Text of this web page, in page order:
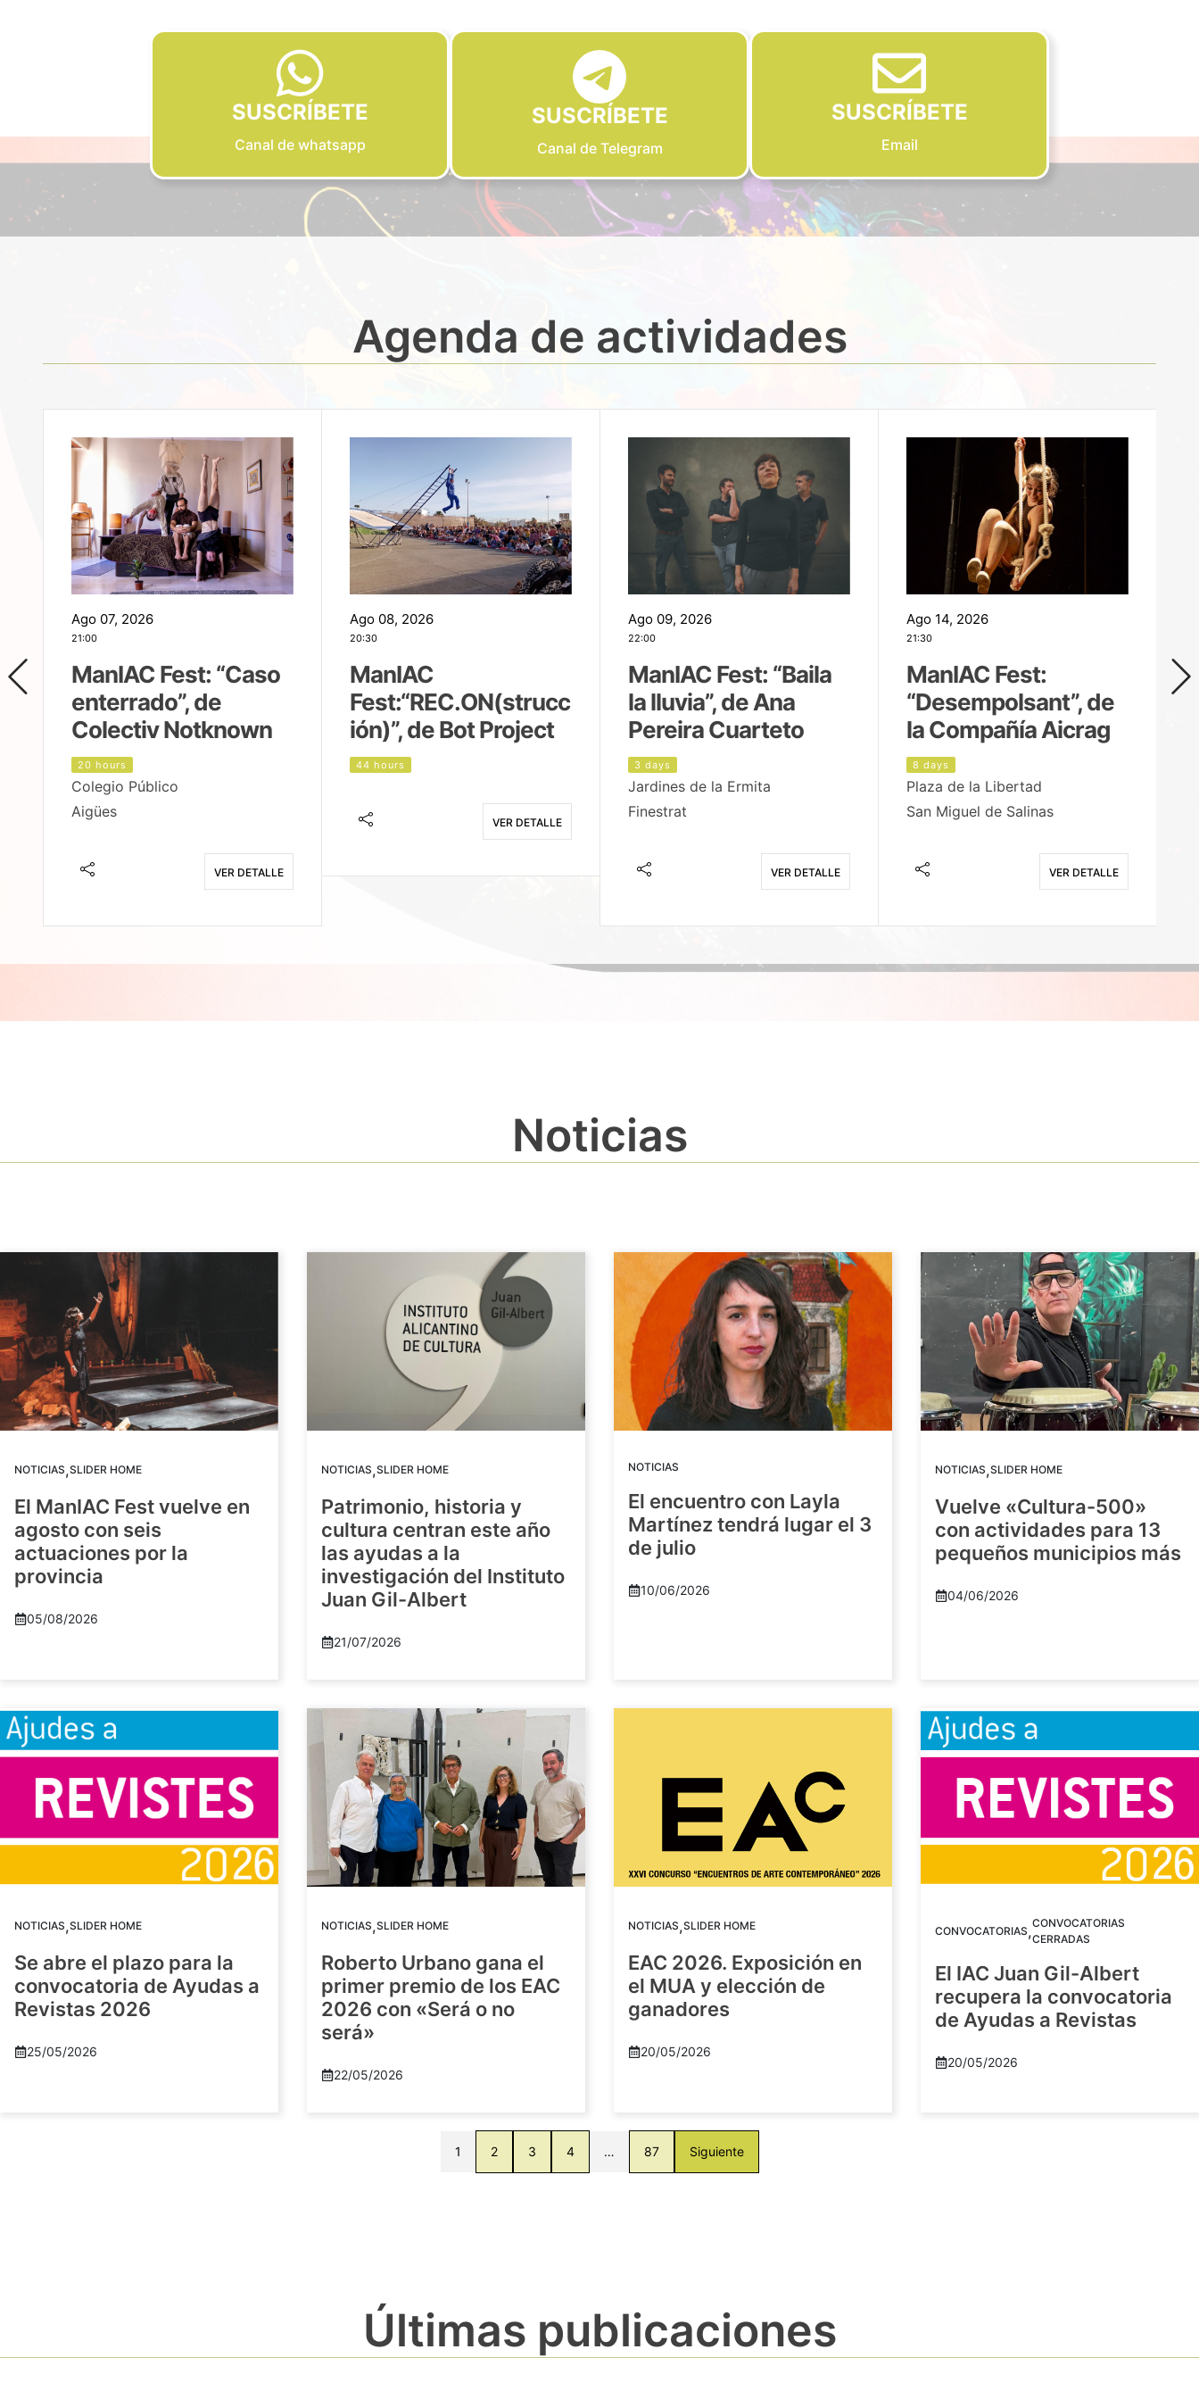
SUSCRÍBETE
Canal de whatsapp
SUSCRÍBETE
Canal de Telegram
SUSCRÍBETE
Email
Agenda de actividades
Ago 07, 2026
21:00
ManIAC Fest: “Caso
enterrado”, de
Colectiv Notknown
20 hours
Colegio Público
Aigües
VER DETALLE
Ago 08, 2026
20:30
ManIAC
Fest:“REC.ON(strucc
ión)”, de Bot Project
44 hours
VER DETALLE
Ago 09, 2026
22:00
ManIAC Fest: “Baila
la lluvia”, de Ana
Pereira Cuarteto
3 days
Jardines de la Ermita
Finestrat
VER DETALLE
Ago 14, 2026
21:30
ManIAC Fest:
“Desempolsant”, de
la Compañía Aicrag
8 days
Plaza de la Libertad
San Miguel de Salinas
VER DETALLE
Noticias
NOTICIAS,SLIDER HOME
El ManIAC Fest vuelve en
agosto con seis
actuaciones por la
provincia
05/08/2026
NOTICIAS,SLIDER HOME
Patrimonio, historia y
cultura centran este año
las ayudas a la
investigación del Instituto
Juan Gil-Albert
21/07/2026
NOTICIAS
El encuentro con Layla
Martínez tendrá lugar el 3
de julio
10/06/2026
NOTICIAS,SLIDER HOME
Vuelve «Cultura-500»
con actividades para 13
pequeños municipios más
04/06/2026
NOTICIAS,SLIDER HOME
Se abre el plazo para la
convocatoria de Ayudas a
Revistas 2026
25/05/2026
NOTICIAS,SLIDER HOME
Roberto Urbano gana el
primer premio de los EAC
2026 con «Será o no
será»
22/05/2026
NOTICIAS,SLIDER HOME
EAC 2026. Exposición en
el MUA y elección de
ganadores
20/05/2026
CONVOCATORIAS,CONVOCATORIAS
CERRADAS
El IAC Juan Gil-Albert
recupera la convocatoria
de Ayudas a Revistas
20/05/2026
1 2 3 4 … 87 Siguiente
Últimas publicaciones